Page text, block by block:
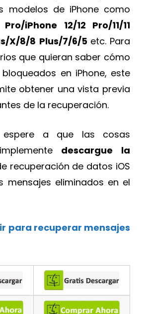
modelos de iPhone como
iPhone 12/12 Pro/11/11
X/8/8 Plus/7/6/5 etc. Para
que quieran saber cómo
en iPhone, este
obtener una vista previa
de la recuperación.
a que las cosas
descargue la
recuperación de datos iOS
mensajes eliminados en el
para recuperar mensajes